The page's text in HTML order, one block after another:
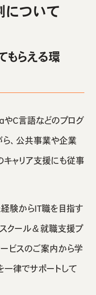
について
もらえる環
やC言語などのプログ
ら、公共事業や企業
ャリア支援にも従事
経験からIT職を目指す
クール＆就職支援プ
ビスのご案内から学
一律でサポートして